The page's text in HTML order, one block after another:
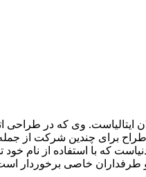
که با استفاده از نام
خاصی برخوردار